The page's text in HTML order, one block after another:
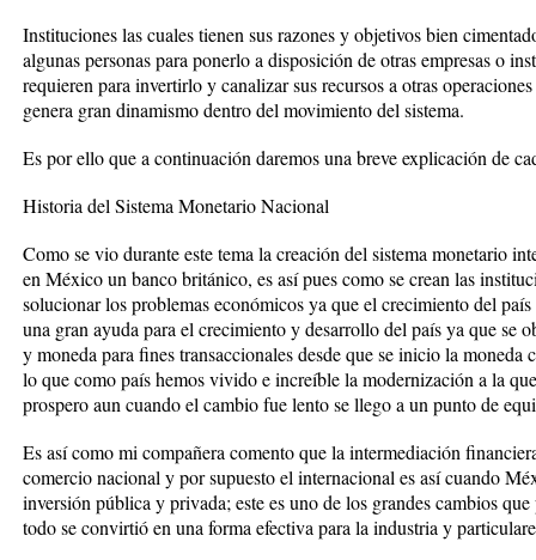
Instituciones las cuales tienen sus razones y objetivos bien
algunas personas para ponerlo a disposición de otras empresas o
requieren para invertirlo y canalizar sus recursos a otras
genera gran dinamismo dentro del movimiento del sistema.
Es por ello que a continuación daremos una breve explicación de
Historia del Sistema Monetario Nacional
Como se vio durante este tema la creación del sistema monetario
en México un banco británico, es así pues como se crean las
solucionar los problemas económicos ya que el crecimiento del
una gran ayuda para el crecimiento y desarrollo del país ya que se
y moneda para fines transaccionales desde que se inicio la moneda
lo que como país hemos vivido e increíble la modernización a la
prospero aun cuando el cambio fue lento se llego a un punto de
Es así como mi compañera comento que la intermediación
comercio nacional y por supuesto el internacional es así cuando
inversión pública y privada; este es uno de los grandes cambios
todo se convirtió en una forma efectiva para la industria y